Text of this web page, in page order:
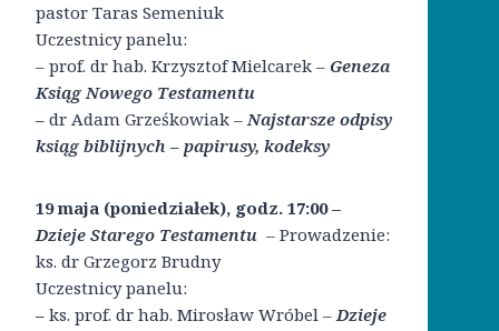
pastor Taras Semeniuk
Uczestnicy panelu:
– prof. dr hab. Krzysztof Mielcarek – Geneza
Ksiąg Nowego Testamentu
– dr Adam Grześkowiak –Najstarsze odpisy
ksiąg biblijnych – papirusy, kodeksy
19 maja (poniedziałek), godz. 17:00–
Dzieje Starego Testamentu – Prowadzenie:
ks. dr Grzegorz Brudny
Uczestnicy panelu:
– ks. prof. dr hab. Mirosław Wróbel –Dzieje